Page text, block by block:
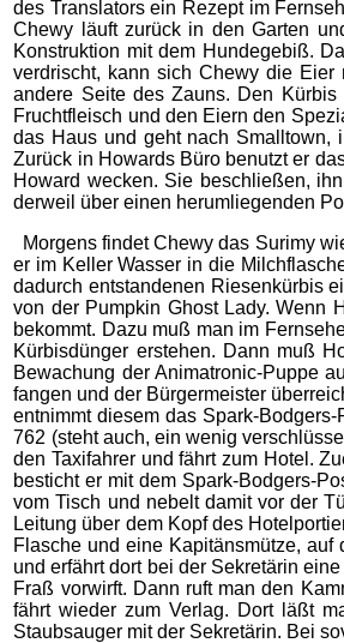
des Translators ein Rezept im
Chewy läuft zurück in den Garten
Konstruktion mit dem Hundegebiß.
verdrischt, kann sich Chewy die
andere Seite des Zauns. Den
Fruchtfleisch und den Eiern den
das Haus und geht nach Smalltown,
Zurück in Howards Büro benutzt er
Howard wecken. Sie beschließen,
derweil über einen herumliegenden
Morgens findet Chewy das Surimy
er im Keller Wasser in die
dadurch entstandenen Riesenkürbis
von der Pumpkin Ghost Lady. Wenn
bekommt. Dazu muß man im
Kürbisdünger erstehen. Dann muß
Bewachung der Animatronic-Puppe
fangen und der Bürgermeister
entnimmt diesem das Spark-
762 (steht auch, ein wenig
den Taxifahrer und fährt zum Hotel.
besticht er mit dem Spark-Bodgers-
vom Tisch und nebelt damit vor der
Leitung über dem Kopf des
Flasche und eine Kapitänsmütze,
und erfährt dort bei der Sekretärin
Fraß vorwirft. Dann ruft man den
fährt wieder zum Verlag. Dort läßt
Staubsauger mit der Sekretärin. Bei